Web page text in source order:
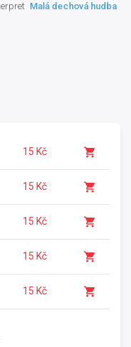
Malá dechová hudba
15 Kč
15 Kč
15 Kč
15 Kč
15 Kč